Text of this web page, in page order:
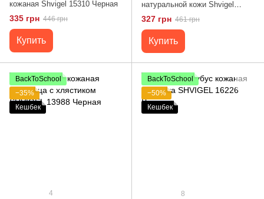
кожаная Shvigel 15310 Черная
335 грн 446 грн
Купить
натуральной кожи Shvigel
13953
327 грн 461 грн
Купить
BackToSchool
−35%
Кешбек
4
BackToSchool
−50%
Кешбек
8